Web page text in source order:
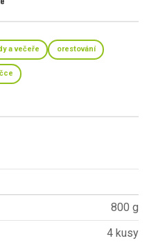
a večeře orestování
800 g
4 kusy